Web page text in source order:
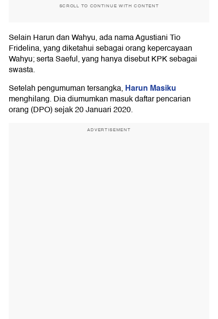
SCROLL TO CONTINUE WITH CONTENT
Selain Harun dan Wahyu, ada nama Agustiani Tio
Fridelina, yang diketahui sebagai orang kepercayaan
Wahyu; serta Saeful, yang hanya disebut KPK sebagai
swasta.
Setelah pengumuman tersangka, Harun Masiku
menghilang. Dia diumumkan masuk daftar pencarian
orang (DPO) sejak 20 Januari 2020.
ADVERTISEMENT